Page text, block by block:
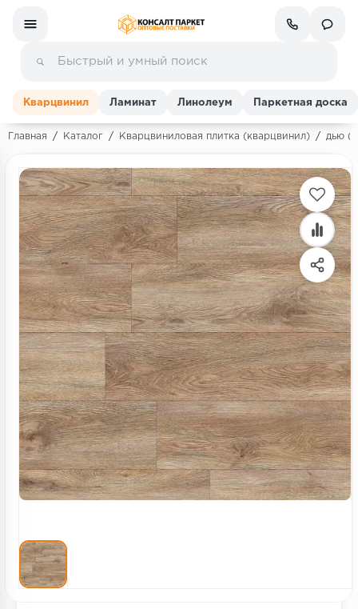
Ламинат
Линолеум
Кварц-винил (ПВХ плитка)
Инженерная доска
Паркетная доска
Террасная доска
Пробковое покрытие
Ковровая плитка
Плинтус
Строительные материалы
Кварцвинил Ламинат Линолеум Паркетная доска
Главная / Каталог / Кварцвиниловая плитка (кварцвинил) / дью